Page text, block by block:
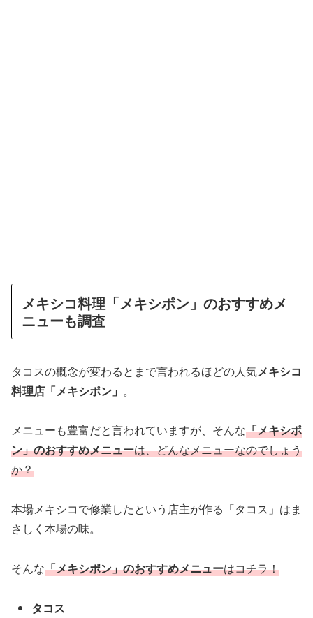
メキシコ料理「メキシポン」のおすすめメ
ニューも調査
タコスの概念が変わるとまで言われるほどの人気メキシコ
料理店「メキシポン」 。
メニューも豊富だと言われていますが、そんな「メキシポ
ン」のおすすめメニューは、どんなメニューなのでしょう
か？
本場メキシコで修業したという店主が作る「タコス」はま
さしく本場の味。
そんな「メキシポン」のおすすめメニューはコチラ！
タコス